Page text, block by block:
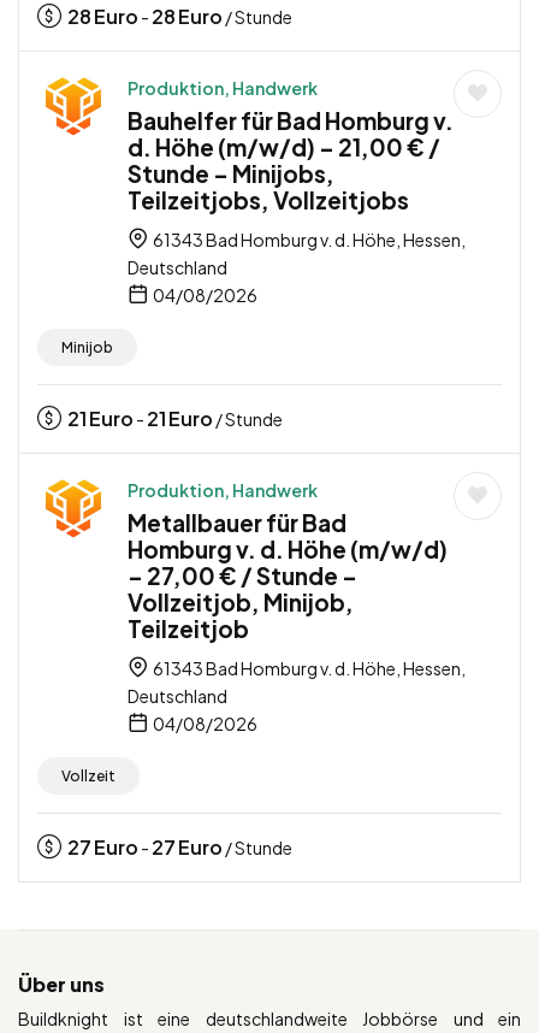
28Euro - 28Euro / Stunde
Produktion, Handwerk
Bauhelfer für Bad Homburg v.
d. Höhe (m/w/d) – 21,00 € /
Stunde – Minijobs,
Teilzeitjobs, Vollzeitjobs
61343 Bad Homburg v. d. Höhe, Hessen,
Deutschland
04/08/2026
Minijob
21Euro - 21Euro / Stunde
Produktion, Handwerk
Metallbauer für Bad
Homburg v. d. Höhe (m/w/d)
– 27,00 € / Stunde –
Vollzeitjob, Minijob,
Teilzeitjob
61343 Bad Homburg v. d. Höhe, Hessen,
Deutschland
04/08/2026
Vollzeit
27Euro - 27Euro / Stunde
Über uns
Buildknight ist eine deutschlandweite Jobbörse und ein